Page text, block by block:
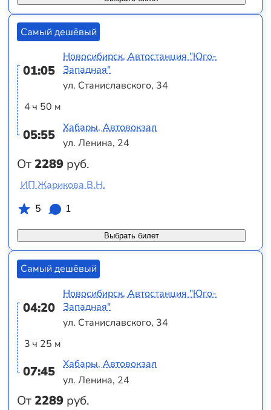
Самый дешёвый
01:05
4 ч 50 м
05:55
От2289 руб.
Новосибирск, Автостанция "Юго-
Западная"
ул. Станиславского, 34
Хабары, Автовокзал
ул. Ленина, 24
Выбрать билет
ИП Жарикова В.Н.
5
1
Самый дешёвый
04:20
3 ч 25 м
07:45
От2289 руб.
Новосибирск, Автостанция "Юго-
Западная"
ул. Станиславского, 34
Хабары, Автовокзал
ул. Ленина, 24